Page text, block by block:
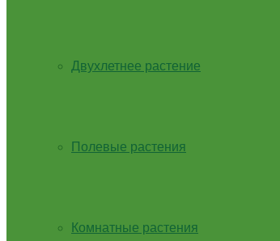
Двухлетнее растение
Полевые растения
Комнатные растения